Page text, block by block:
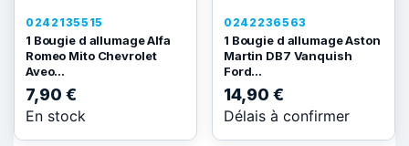
0242135515
1 Bougie d allumage Alfa
Romeo Mito Chevrolet
Aveo...
7,90 €
En stock
0242236563
1 Bougie d allumage Aston
Martin DB7 Vanquish
Ford...
14,90 €
Délais à confirmer